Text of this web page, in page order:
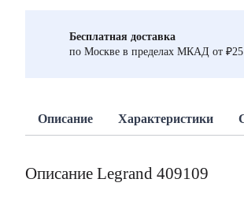
Бесплатная доставка
по Москве в пределах МКАД от
Описание Характеристики
Описание Legrand 409109